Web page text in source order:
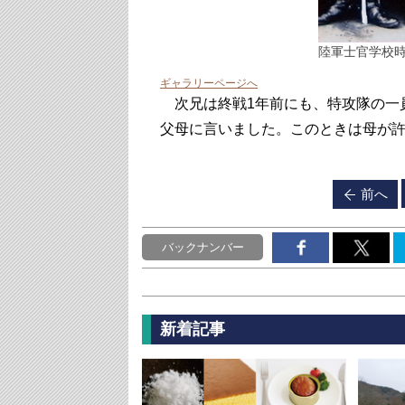
陸軍士官学校
ギャラリーページへ
次兄は終戦1年前にも、特攻隊の一
父母に言いました。このときは母が
前へ
バックナンバー
新着記事